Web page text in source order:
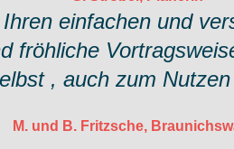
einfachen und
fröhliche
, auch zum
M. und B. Fritzsche,